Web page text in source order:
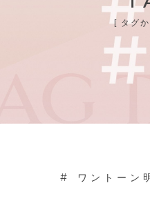
[ タグ
# ワントーン